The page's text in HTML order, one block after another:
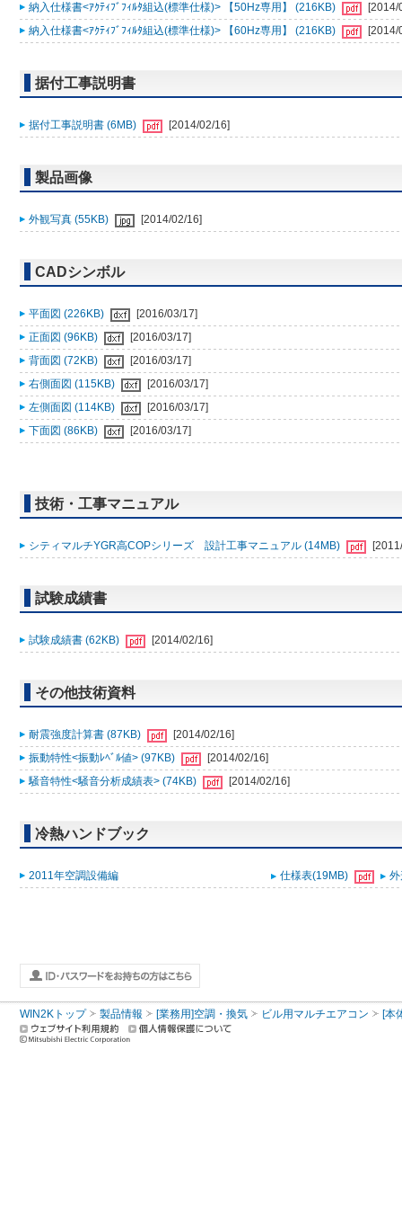
納入仕様書<ｱｸﾃｨﾌﾞﾌｨﾙﾀ組込(標準仕様)> 【50Hz専用】 (216KB)
[2014/
納入仕様書<ｱｸﾃｨﾌﾞﾌｨﾙﾀ組込(標準仕様)> 【60Hz専用】 (216KB)
[2014/
据付工事説明書
据付工事説明書 (6MB) [2014/02/16]
製品画像
外観写真 (55KB) [2014/02/16]
CADシンボル
平面図 (226KB)
[2016/03/17]
正面図 (96KB)
[2016/03/17]
背面図 (72KB)
[2016/03/17]
右側面図 (115KB)
[2016/03/17]
左側面図 (114KB)
[2016/03/17]
下面図 (86KB)
[2016/03/17]
技術・工事マニュアル
シティマルチYGR高COPシリーズ 設計工事マニュアル (14MB)
試験成績書
試験成績書 (62KB) [2014/02/16]
その他技術資料
耐震強度計算書 (87KB)
[2014/02/16]
振動特性<振動ﾚﾍﾞﾙ値> (97KB)
[2014/02/16]
騒音特性<騒音分析成績表> (74KB)
[2014/02/16]
冷熱ハンドブック
2011年空調設備編 仕様表(19MB)
WIN2Kトップ 製品情報 [業務用]空調・換気 ビル用マルチエアコン [本